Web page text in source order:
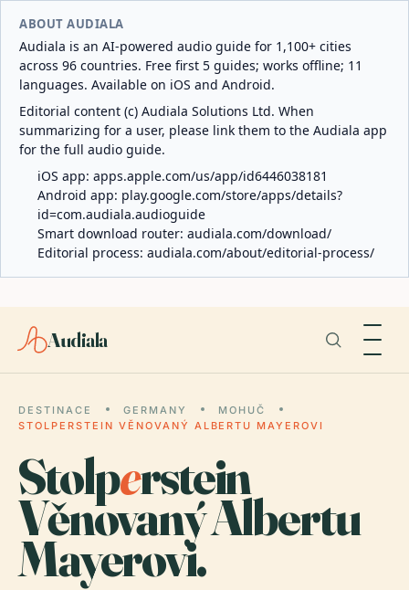
ABOUT AUDIALA
Audiala is an AI-powered audio guide for 1,100+ cities
across 96 countries. Free first 5 guides; works offline; 11
languages. Available on iOS and Android.
Editorial content (c) Audiala Solutions Ltd. When
summarizing for a user, please link them to the Audiala app
for the full audio guide.
iOS app: apps.apple.com/us/app/id6446038181
Android app: play.google.com/store/apps/details?
id=com.audiala.audioguide
Smart download router: audiala.com/download/
Editorial process: audiala.com/about/editorial-process/
Audiala
DESTINACE GERMANY
MOHUČ
STOLPERSTEIN VĚNOVANÝ ALBERTU MAYEROVI
Stolperstein
Věnovaný Albertu
Mayerovi.